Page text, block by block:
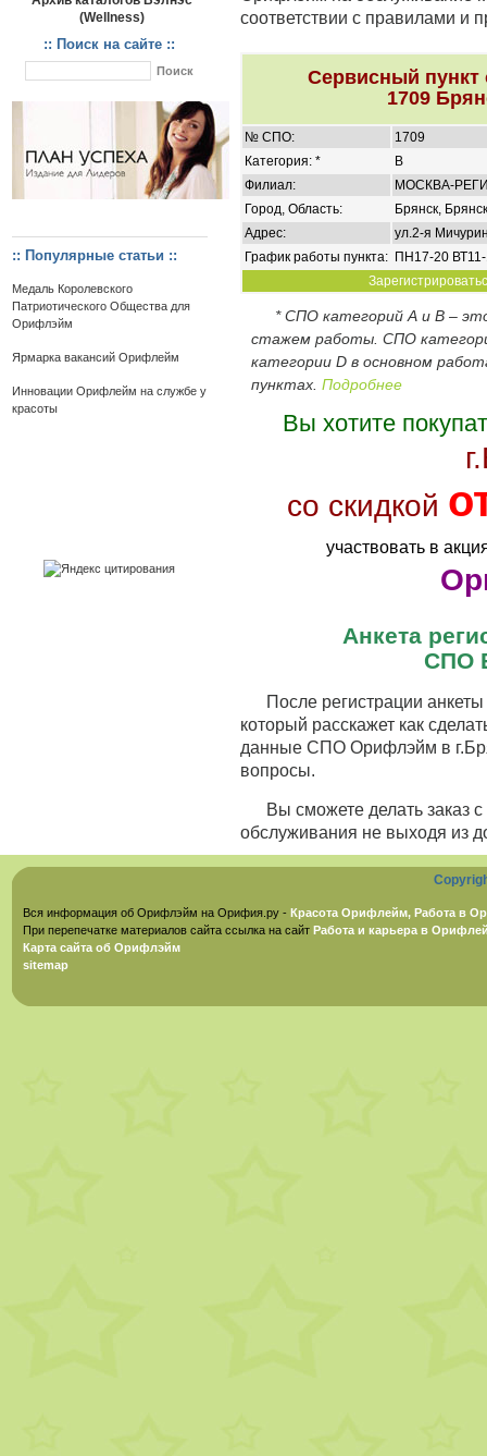
(Wellness)
:: Поиск на сайте ::
:: Популярные статьи ::
Медаль Королевского
Патриотического Общества для
Орифлэйм
Ярмарка вакансий Орифлейм
Инновации Орифлейм на службе у
красоты
соответствии с правилами и
Сервисный
1709
№ СПО:
1709
Категория: *
B
Филиал:
МОСКВА-
Город, Область:
Брянск,
Адрес:
ул.2-я
График работы пункта: ПН17-20
* СПО категорий А и В –
стажем работы. СПО
категории D в основном
пунктах. Подробнее
Вы хотите
со скидкой
участвовать в
Анкета
СПО
После регистрации
который расскажет как
данные СПО Орифлэйм в
вопросы.
Вы сможете делать заказ
обслуживания не выходя из
Вся информация об Орифлэйм на Орифия.ру - Красота Орифлейм, Работа в
При перепечатке материалов сайта ссылка на сайт Работа и карьера в
Карта сайта об Орифлэйм
sitemap